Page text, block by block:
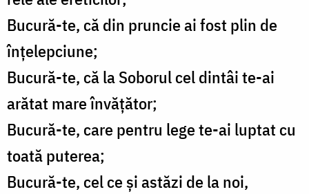
Bucură-te, că din pruncie ai fost plin de
înțelepciune;
Bucură-te, că la Soborul cel dintâi te-ai
arătat mare învățător;
Bucură-te, care pentru lege te-ai luptat cu
toată puterea;
Bucură-te, cel ce și astăzi de la noi,